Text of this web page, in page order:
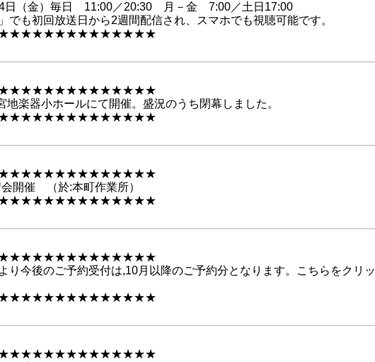
4日（金）毎日 11:00／20:30 月－金 7:00／土日17:00
でも初回放送日から2週間配信され、スマホでも視聴可能です。
地楽器小ホールにて開催。盛況のうち閉幕しました。
開催 （於:本町作業所）
今後のご予約受付は,10月以降のご予約分となります。こちらをクリッ